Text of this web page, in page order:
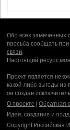
Обо всех замеченных
просьба сообщать
связи.
Настоящий ресурс
Проект является
какой-либо выгоды из
он создан
О проекте | Обратная
Идея, создание и
Copyright Российская